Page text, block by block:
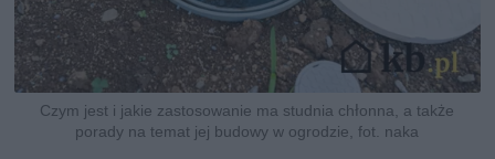
Czym jest i jakie zastosowanie ma studnia chłonna, a także
porady na temat jej budowy w ogrodzie, fot. naka